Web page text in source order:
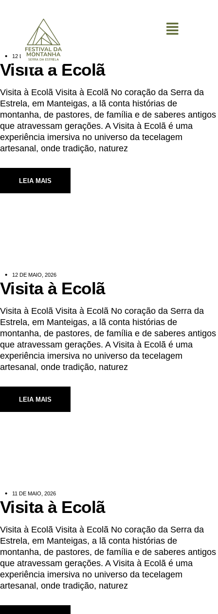
12 DE MAIO, 2026
Visita à Ecolã
Visita à Ecolã Visita à Ecolã No coração da Serra da
Estrela, em Manteigas, a lã conta histórias de
montanha, de pastores, de família e de saberes antigos
que atravessam gerações. A Visita à Ecolã é uma
experiência imersiva no universo da tecelagem
artesanal, onde tradição, naturez
LEIA MAIS
12 DE MAIO, 2026
Visita à Ecolã
Visita à Ecolã Visita à Ecolã No coração da Serra da
Estrela, em Manteigas, a lã conta histórias de
montanha, de pastores, de família e de saberes antigos
que atravessam gerações. A Visita à Ecolã é uma
experiência imersiva no universo da tecelagem
artesanal, onde tradição, naturez
LEIA MAIS
11 DE MAIO, 2026
Visita à Ecolã
Visita à Ecolã Visita à Ecolã No coração da Serra da
Estrela, em Manteigas, a lã conta histórias de
montanha, de pastores, de família e de saberes antigos
que atravessam gerações. A Visita à Ecolã é uma
experiência imersiva no universo da tecelagem
artesanal, onde tradição, naturez